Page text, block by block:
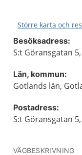
Större karta och
Besöksadress:
S:t Göransgatan 5,
Län, kommun:
Gotlands län,
Postadress:
S:t Göransgatan 5,
VÄGBESKRIVNING